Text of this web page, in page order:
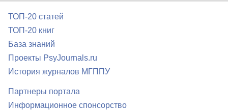
ТОП-20 статей
ТОП-20 книг
База знаний
Проекты PsyJournals.ru
История журналов МГППУ
Партнеры портала
Информационное спонсорство